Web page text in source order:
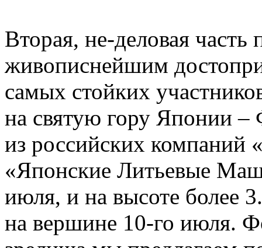
Вторая, не-деловая
живописнейшим
самых стойких
на святую гору Японии –
из российских компаний
«Японские Литьевые
июля, и на высоте более
на вершине 10-го июля.